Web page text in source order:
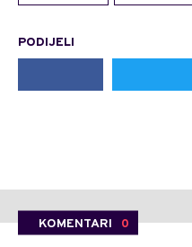
PODIJELI
KOMENTARI 0